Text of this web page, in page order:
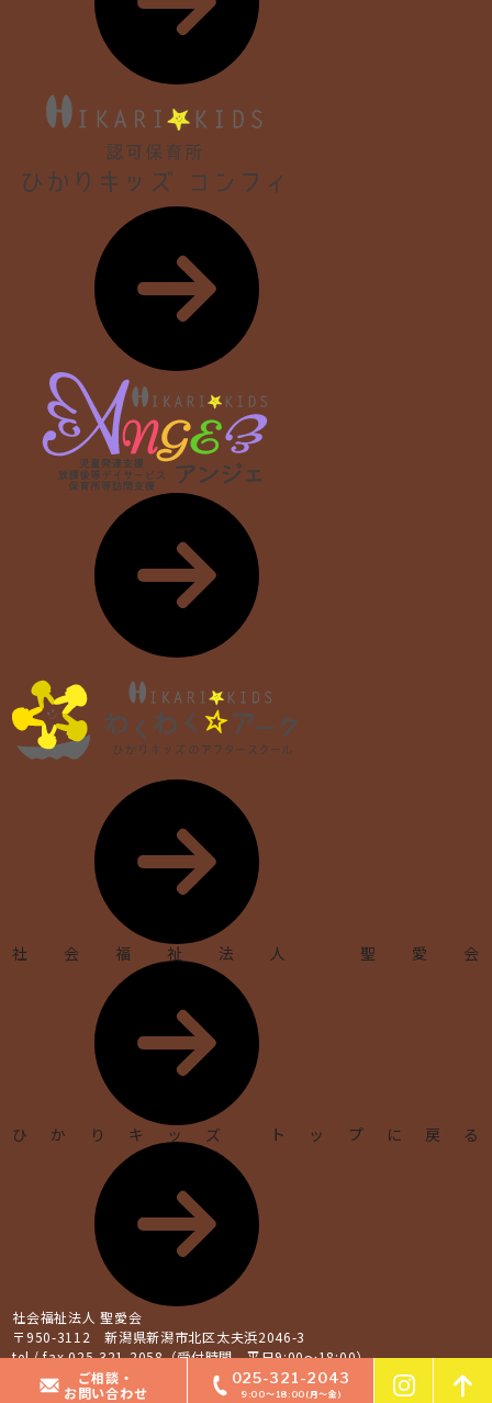
ご相談・
お問い合わせ
025-321-2043
9:00～18:00(月～金)
社会福祉法人 聖愛会
ひかりキッズ トップに戻る
社会福祉法人 聖愛会
〒950-3112 新潟県新潟市北区太夫浜2046-3
tel / fax 025-321-2058（受付時間 平日9:00～18:00）
© HIKARI KIDS